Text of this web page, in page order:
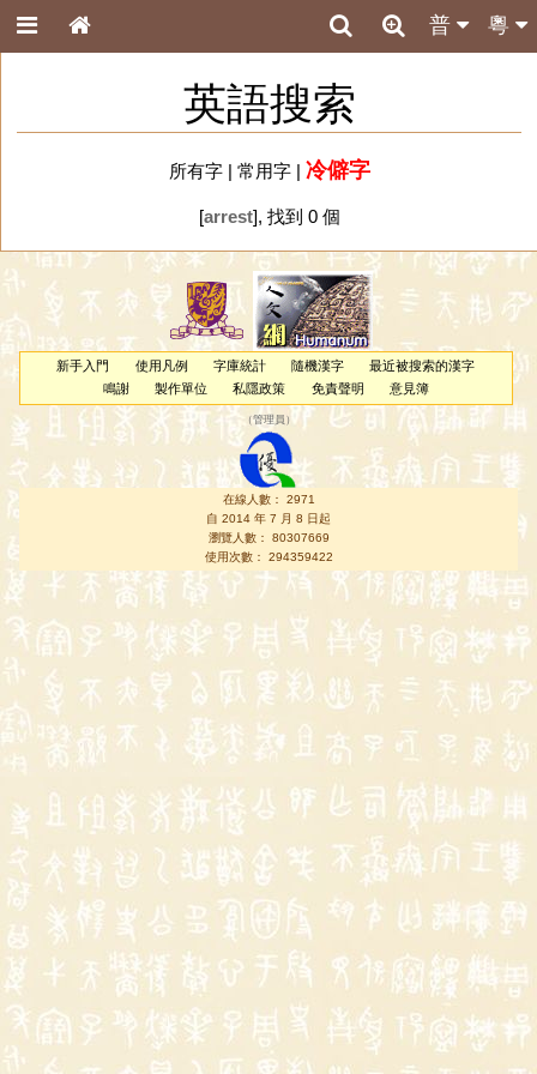
粵
普
英語搜索
所有字| 常用字| 冷僻字
[arrest], 找到 0 個
新手入門 使用凡例 字庫統計 隨機漢字
最近被搜索的漢字
鳴謝
製作單位 私隱政策 免責聲明 意見簿
（管理員 ）
在線人數： 2971
自 2014 年 7 月 8 日起
瀏覽人數： 80307669
使用次數： 294359422